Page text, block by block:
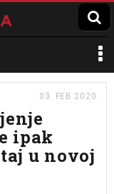
03. FEB 2020.
ipak
u novoj